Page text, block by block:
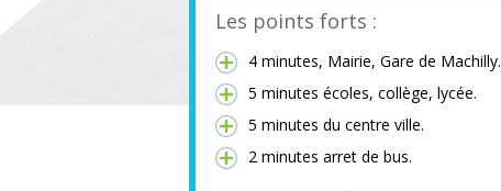
Les points forts :
4 minutes, Mairie, Gare de Machilly.
5 minutes écoles, collège, lycée.
5 minutes du centre ville.
2 minutes arret de bus.